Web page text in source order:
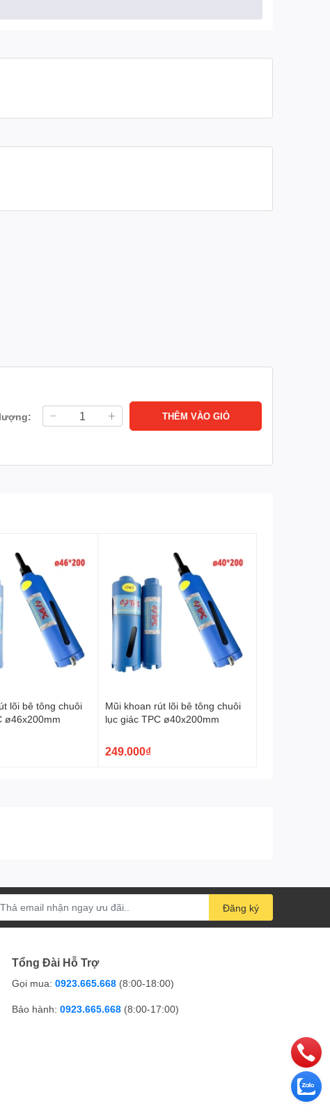
THÊM VÀO GIỎ
lõi bê tông chuôi
ø46x200mm
Mũi khoan rút lõi bê tông chuôi
lục giác TPC ø40x200mm
249.000₫
Đăng ký
Tổng Đài Hỗ Trợ
Gọi mua: 0923.665.668 (8:00-18:00)
Bảo hành: 0923.665.668 (8:00-17:00)